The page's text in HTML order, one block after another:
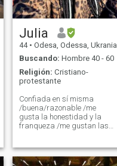
Julia
44 • Odesa, Odessa, Ukrania
Buscando: Hombre 40 - 60
Religión: Cristiano-
protestante
Confiada en sí misma
/buena/razonable /me
gusta la honestidad y la
franqueza /me gustan las